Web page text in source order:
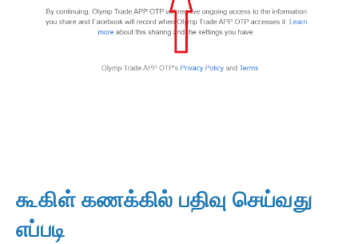
கூகிள் கணக்கில் பதிவு செய்வது
எப்படி